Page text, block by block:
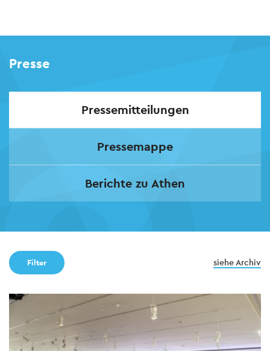
content
Presse
Pressemitteilungen
Pressemappe
Berichte zu Athen
Filter siehe Archiv